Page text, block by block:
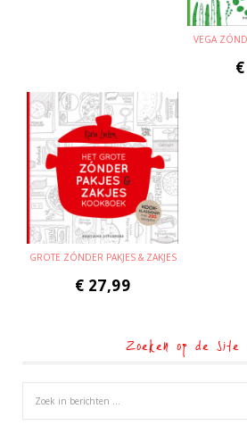
VEGA
€
GROTE ZÓNDER PAKJES & ZAKJES
€ 27,99
Zoeken op de site